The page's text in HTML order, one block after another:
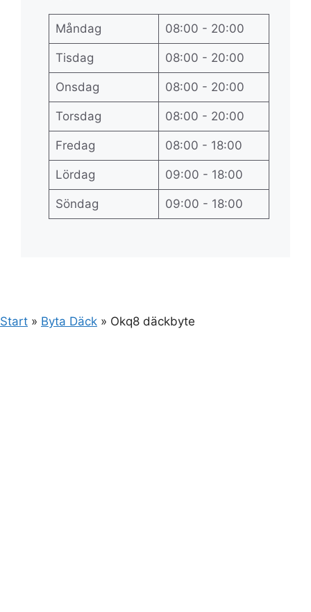
Måndag 08:00 - 20:00
Tisdag 08:00 - 20:00
Onsdag 08:00 - 20:00
Torsdag 08:00 - 20:00
Fredag 08:00 - 18:00
Lördag 09:00 - 18:00
Söndag 09:00 - 18:00
Start » Byta Däck » Okq8 däckbyte